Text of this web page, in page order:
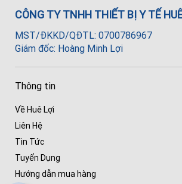
CÔNG TY TNHH THIẾT BỊ Y TẾ
MST/ĐKKD/QĐTL: 0700786967
Giám đốc: Hoàng Minh Lợi
Thông tin
Về Huê Lợi
Liên Hệ
Tin Tức
Tuyển Dụng
Hướng dẫn mua hàng